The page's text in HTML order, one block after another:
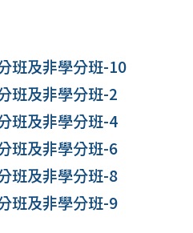
班及非學分班-10
班及非學分班-2
班及非學分班-4
班及非學分班-6
班及非學分班-8
班及非學分班-9